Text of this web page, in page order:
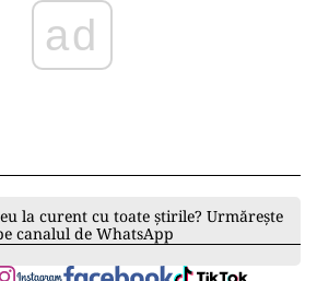
la curent cu toate știrile? Urmărește
canalul de WhatsApp